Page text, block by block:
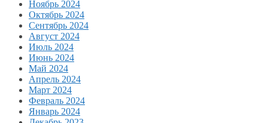
Ноябрь 2024
Октябрь 2024
Сентябрь 2024
Август 2024
Июль 2024
Июнь 2024
Май 2024
Апрель 2024
Март 2024
Февраль 2024
Январь 2024